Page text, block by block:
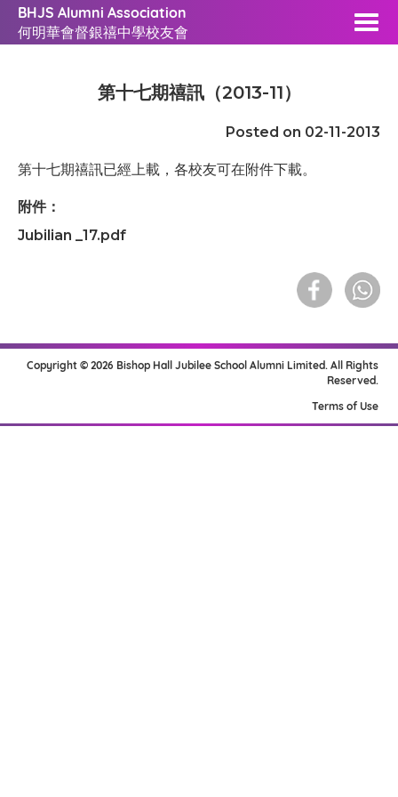
BHJS Alumni Association
何明華會督銀禧中學校友會
第十七期禧訊（2013-11）
Posted on 02-11-2013
第十七期禧訊已經上載，各校友可在附件下載。
附件：
Jubilian _17.pdf
Copyright © 2026 Bishop Hall Jubilee School Alumni Limited. All Rights
Reserved.
Terms of Use